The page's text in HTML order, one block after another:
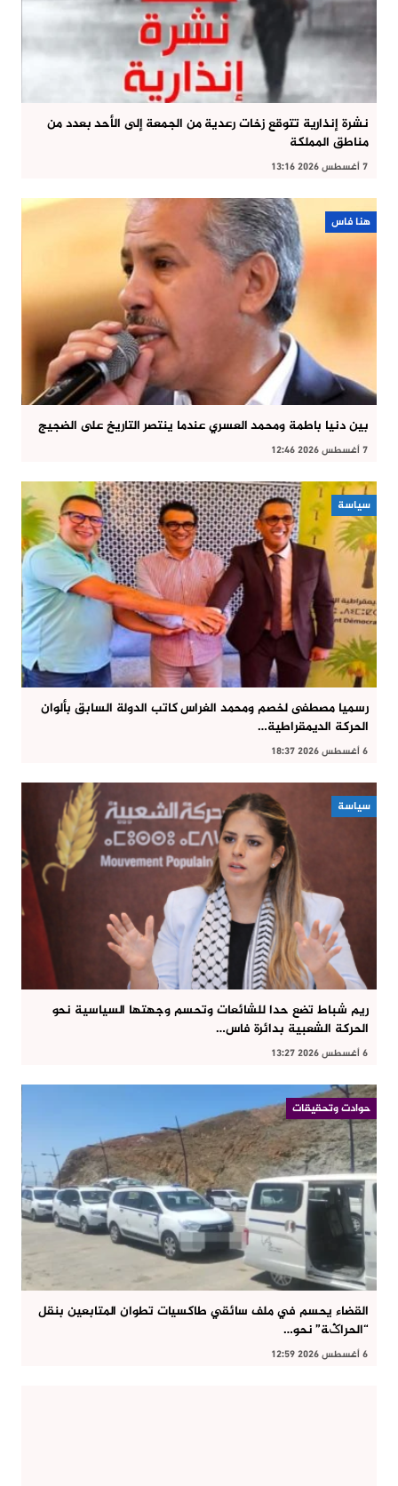
نشرة إنذارية تتوقع زخات رعدية من الجمعة إلى الأحد بعدد من
مناطق المملكة
7 أغسطس 2026 13:16
هنا فاس
بين دنيا باطمة ومحمد العسري عندما ينتصر التاريخ على الضجيج
7 أغسطس 2026 12:46
سياسة
رسميا مصطفى لخصم ومحمد الغراس كاتب الدولة السابق بألوان
الحركة الديمقراطية…
6 أغسطس 2026 18:37
سياسة
ريم شباط تضع حدا للشائعات وتحسم وجهتها السياسية نحو
الحركة الشعبية بدائرة فاس…
6 أغسطس 2026 13:27
حوادت وتحقيقات
القضاء يحسم في ملف سائقي طاكسيات تطوان المتابعين بنقل
“الحراݣة” نحو…
6 أغسطس 2026 12:59